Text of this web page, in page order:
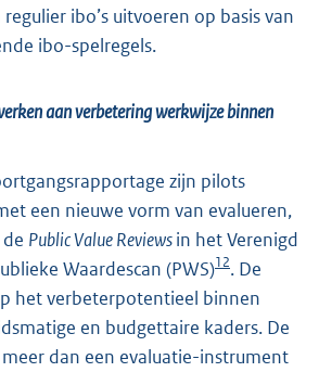
ibo’s uitvoeren op basis van
ibo-spelregels.
aan verbetering werkwijze binnen
zijn pilots
een nieuwe vorm van evalueren,
Public Value Reviewsin het Verenigd
Waardescan (PWS)12. De
het verbeterpotentieel binnen
en budgettaire kaders. De
meer dan een evaluatie-instrument